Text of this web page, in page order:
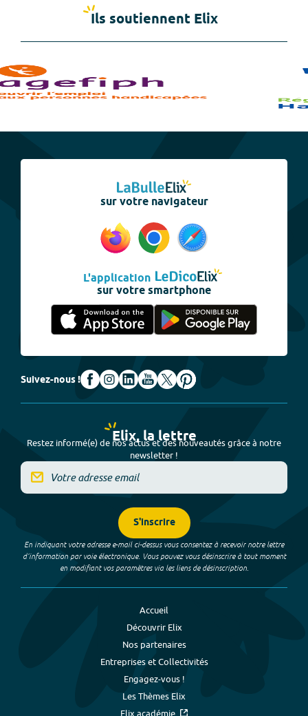
Ils soutiennent Elix
sur votre navigateur
L'application
sur votre smartphone
Suivez-nous !
Elix, la lettre
Restez informé(e) de nos actus et des nouveautés grâce à notre
newsletter !
S'inscrire
En indiquant votre adresse e-mail ci-dessus vous consentez à recevoir notre lettre
d’information par voie électronique. Vous pouvez vous désinscrire à tout moment
en modifiant vos paramètres via les liens de désinscription.
Accueil
Découvrir Elix
Nos partenaires
Entreprises et Collectivités
Engagez-vous !
Les Thèmes Elix
Elix académie